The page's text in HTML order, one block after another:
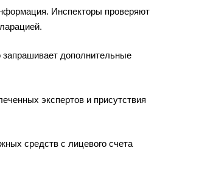
Инспекторы проверяют
дополнительные
экспертов и присутствия
средств с лицевого счета